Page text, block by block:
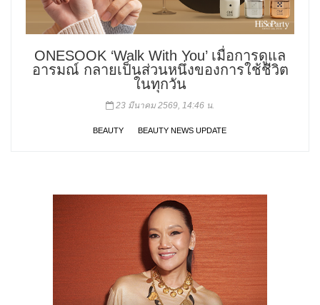
ONESOOK ‘Walk With You’ เมื่อการดูแล
อารมณ์ กลายเป็นส่วนหนึ่งของการใช้ชีวิต
ในทุกวัน
23 มีนาคม 2569, 14:46 น.
BEAUTY BEAUTY NEWS UPDATE